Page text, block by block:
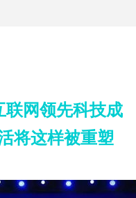
联网领先科技成
将这样被重塑